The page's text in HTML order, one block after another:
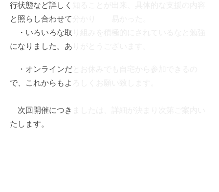
行状態など詳しく知ることが出来、具体的な支援の内容
と照らし合わせて分かり 易かった。
・いろいろな取り組みを積極的にされているなと勉強
になりました。ありがとうございます。
・オンラインだとお休みでも自宅から参加できるの
で、これからもよろしくお願い致します。
次回開催につきましたは、詳細が決まり次第ご案内い
たします。